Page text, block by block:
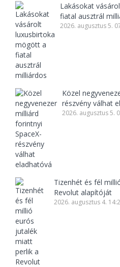
Lakásokat
fiatal ausztrál
2026. augusztus 5.
Közel
részvény válhat
2026. augusztus 5.
Tizenhét és fél
Revolut alapítóját
2026. augusztus 4.